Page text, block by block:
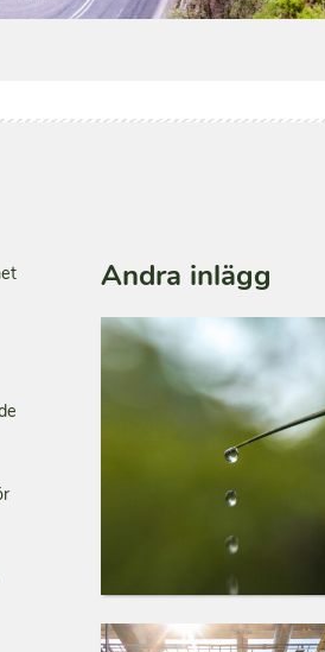
Andra inlägg